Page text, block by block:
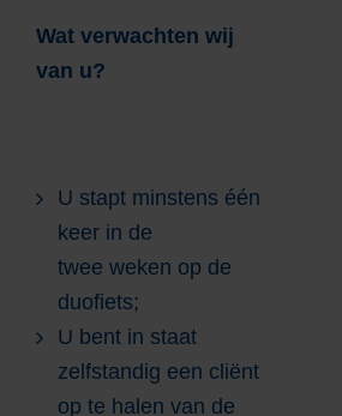
Wat verwachten wij
van u?
U stapt minstens één
keer in de
twee weken op de
duofiets;
U bent in staat
zelfstandig een cliënt
op te halen van de